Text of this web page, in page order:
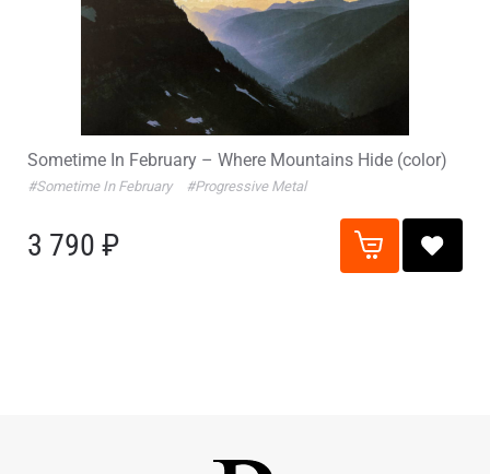
Sometime In February – Where Mountains Hide (color)
#Sometime In February #Progressive Metal
3 790 ₽